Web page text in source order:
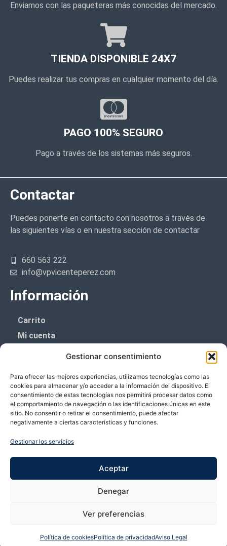
Gestionar consentimiento
Para ofrecer las mejores experiencias, utilizamos tecnologías como las
cookies para almacenar y/o acceder a la información del dispositivo. El
consentimiento de estas tecnologías nos permitirá procesar datos como
el comportamiento de navegación o las identificaciones únicas en este
sitio. No consentir o retirar el consentimiento, puede afectar
negativamente a ciertas características y funciones.
Gestionar los servicios
Aceptar
Denegar
Ver preferencias
Política de cookiesPolítica de privacidadAviso Legal
Enviamos con las paqueteras más conocidas del mercado.
TIENDA DISPONIBLE 24X7
Puedes realizar tus compras en cualquier momento del día.
PAGO 100% SEGURO
Pago a través de los sistemas más seguros.
Contactar
Puedes ponerte en contacto con nosotros a través de
las siguientes vías o en nuestra sección de contactar
660 563 222
info@vpvicenteperez.com
Información
Carrito
Mi cuenta
Política de cookies (UE)
Boletín de noticias
¡¡Suscríbete y prometemos no dar mucho el
Te enviaremos sólo cosas importantes.
Copyright © 2026 VP Vicente Perez | Desarrollado por Bubango Networks